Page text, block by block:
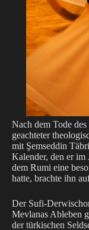
Nach dem Tode
geachteter
mit Şemseddin
Kalender, den er
dem Rumi eine
hatte, brachte ihn
Der Sufi-
Mevlanas Ableben
der türkischen